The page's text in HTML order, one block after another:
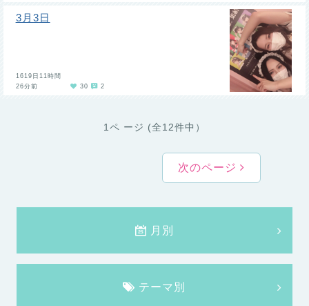
3月3日
1619日11時間
26分前
30 2
1ペ ージ (全12件中）
次のページ
月別
テーマ別